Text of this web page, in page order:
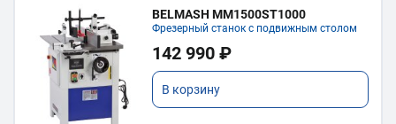
BELMASH MM1500ST1000
Фрезерный станок с подвижным столом
142 990 ₽
В корзину